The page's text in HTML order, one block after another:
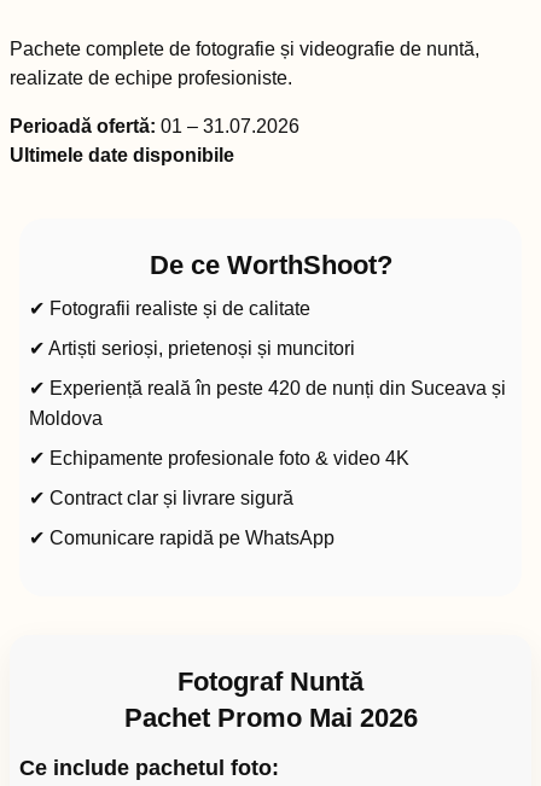
Pachete complete de fotografie și videografie de nuntă,
realizate de echipe profesioniste.
Perioadă ofertă: 01 – 31.07.2026
Ultimele date disponibile
De ce WorthShoot?
✔ Fotografii realiste și de calitate
✔ Artiști serioși, prietenoși și muncitori
✔ Experiență reală în peste 420 de nunți din Suceava și
Moldova
✔ Echipamente profesionale foto & video 4K
✔ Contract clar și livrare sigură
✔ Comunicare rapidă pe WhatsApp
Fotograf Nuntă
Pachet Promo Mai 2026
Ce include pachetul foto: